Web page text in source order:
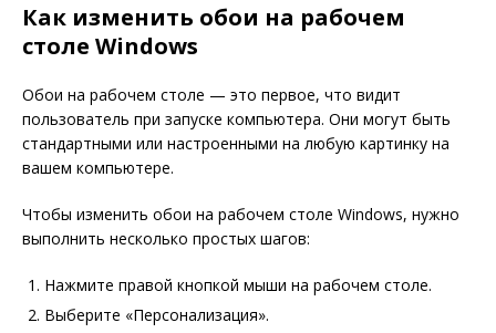
Как изменить обои на рабочем
столе Windows
Обои на рабочем столе — это первое, что видит
пользователь при запуске компьютера. Они могут быть
стандартными или настроенными на любую картинку на
вашем компьютере.
Чтобы изменить обои на рабочем столе Windows, нужно
выполнить несколько простых шагов:
Нажмите правой кнопкой мыши на рабочем столе.
Выберите «Персонализация».